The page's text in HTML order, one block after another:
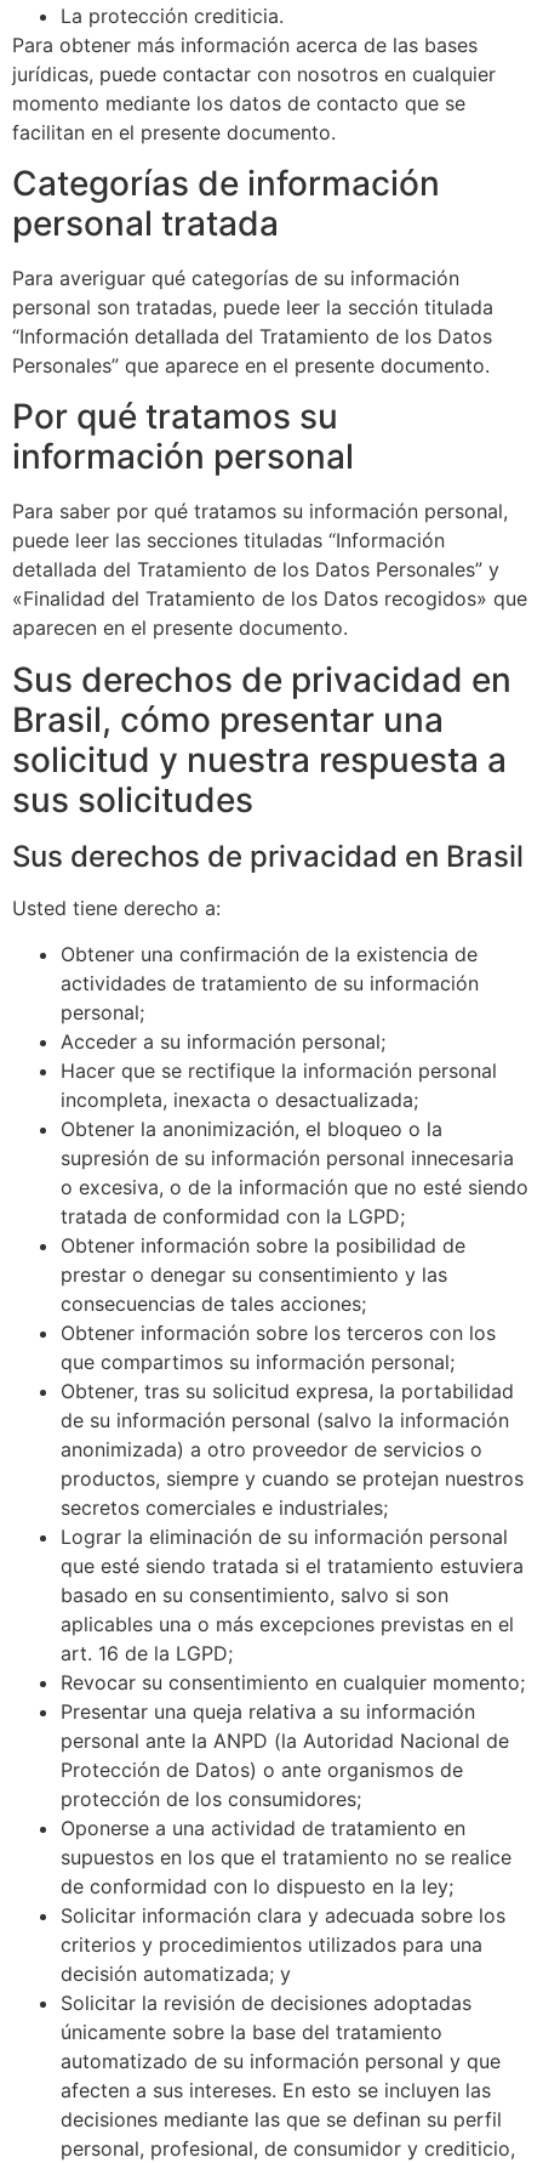
La protección crediticia.
Para obtener más información acerca de las bases
jurídicas, puede contactar con nosotros en cualquier
momento mediante los datos de contacto que se
facilitan en el presente documento.
Categorías de información
personal tratada
Para averiguar qué categorías de su información
personal son tratadas, puede leer la sección titulada
“Información detallada del Tratamiento de los Datos
Personales” que aparece en el presente documento.
Por qué tratamos su
información personal
Para saber por qué tratamos su información personal,
puede leer las secciones tituladas “Información
detallada del Tratamiento de los Datos Personales” y
«Finalidad del Tratamiento de los Datos recogidos» que
aparecen en el presente documento.
Sus derechos de privacidad en
Brasil, cómo presentar una
solicitud y nuestra respuesta a
sus solicitudes
Sus derechos de privacidad en Brasil
Usted tiene derecho a:
Obtener una confirmación de la existencia de
actividades de tratamiento de su información
personal;
Acceder a su información personal;
Hacer que se rectifique la información personal
incompleta, inexacta o desactualizada;
Obtener la anonimización, el bloqueo o la
supresión de su información personal innecesaria
o excesiva, o de la información que no esté siendo
tratada de conformidad con la LGPD;
Obtener información sobre la posibilidad de
prestar o denegar su consentimiento y las
consecuencias de tales acciones;
Obtener información sobre los terceros con los
que compartimos su información personal;
Obtener, tras su solicitud expresa, la portabilidad
de su información personal (salvo la información
anonimizada) a otro proveedor de servicios o
productos, siempre y cuando se protejan nuestros
secretos comerciales e industriales;
Lograr la eliminación de su información personal
que esté siendo tratada si el tratamiento estuviera
basado en su consentimiento, salvo si son
aplicables una o más excepciones previstas en el
art. 16 de la LGPD;
Revocar su consentimiento en cualquier momento;
Presentar una queja relativa a su información
personal ante la ANPD (la Autoridad Nacional de
Protección de Datos) o ante organismos de
protección de los consumidores;
Oponerse a una actividad de tratamiento en
supuestos en los que el tratamiento no se realice
de conformidad con lo dispuesto en la ley;
Solicitar información clara y adecuada sobre los
criterios y procedimientos utilizados para una
decisión automatizada; y
Solicitar la revisión de decisiones adoptadas
únicamente sobre la base del tratamiento
automatizado de su información personal y que
afecten a sus intereses. En esto se incluyen las
decisiones mediante las que se definan su perfil
personal, profesional, de consumidor y crediticio,